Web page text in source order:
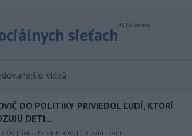
sieťach
videá
DO POLITIKY PRIVIEDOL ĽUDÍ, KTORÍ
DETI...
| Šutaj Eštok Matúš | 10 zobrazení